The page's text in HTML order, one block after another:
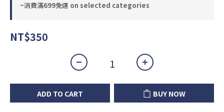
~消費滿699免運 on selected categories
NT$350
ADD TO CART BUY NOW